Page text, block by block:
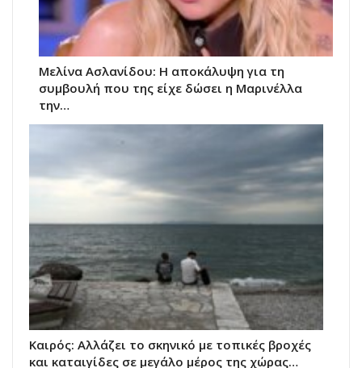
Μελίνα Ασλανίδου: Η αποκάλυψη για τη
συμβουλή που της είχε δώσει η Μαρινέλλα
την…
Καιρός: Αλλάζει το σκηνικό με τοπικές βροχές
και καταιγίδες σε μεγάλο μέρος της χώρας…